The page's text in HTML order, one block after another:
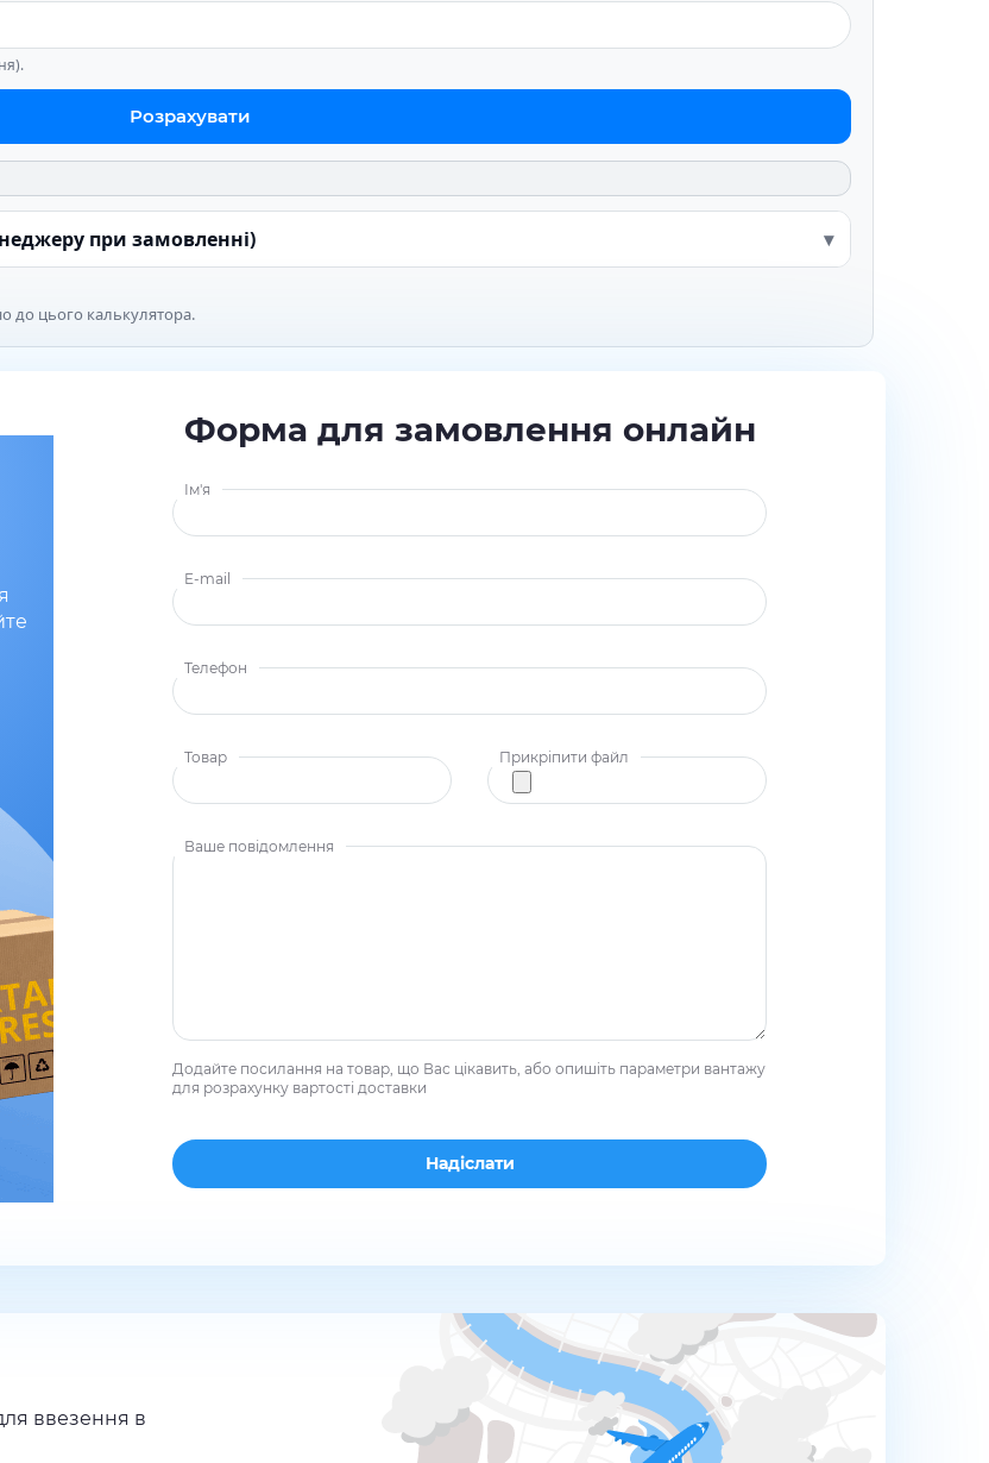
Розрахувати
при замовленні)
до цього калькулятора.
Форма для замовлення онлайн
Ім'я
E-mail
Телефон
Товар Прикріпити файл
Ваше повідомлення
Додайте посилання на товар, що Вас цікавить, або опишіть параметри вантажу
для розрахунку вартості доставки
ввезення в